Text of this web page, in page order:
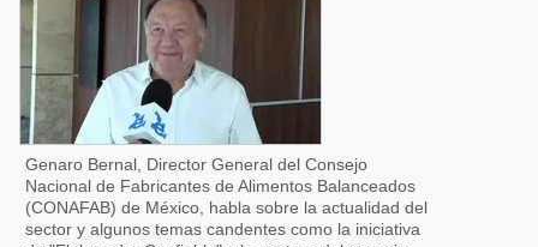
Genaro Bernal, Director General del Consejo
Nacional de Fabricantes de Alimentos Balanceados
(CONAFAB) de México, habla sobre la actualidad del
sector y algunos temas candentes como la iniciativa